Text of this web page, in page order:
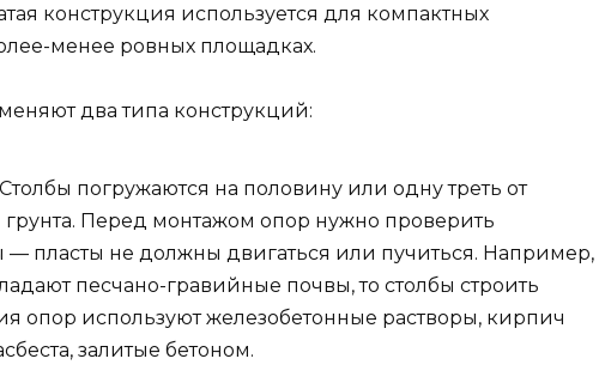
конструкция используется для компактных
менее ровных площадках.
два типа конструкций:
погружаются на половину или одну треть от
Перед монтажом опор нужно проверить
— пласты не должны двигаться или пучиться. Например,
песчано-гравийные почвы, то столбы строить
опор используют железобетонные растворы, кирпич
залитые бетоном.